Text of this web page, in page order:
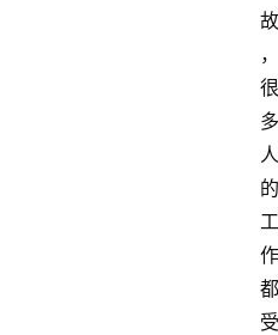
故
，
很
多
人
的
工
作
都
受